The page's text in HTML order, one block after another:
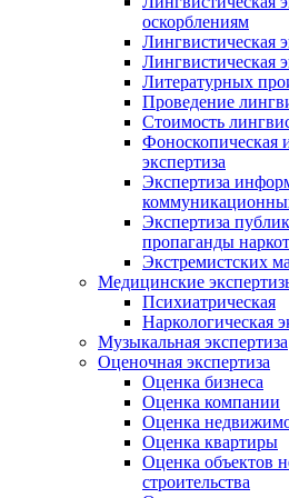
оскорблениям
Лингвистическая
Лингвистическая
Литературных
Проведение
Стоимость
Фоноскопическая
экспертиза
Экспертиза
Экспертиза
пропаганды
Экстремистских
Медицинские
Психиатрическая
Наркологическая
Музыкальная экспертиза
Оценочная экспертиза
Оценка бизнеса
Оценка компании
Оценка
Оценка квартиры
Оценка объектов
строительства